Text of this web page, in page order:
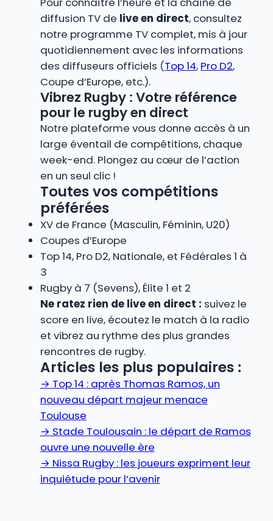
diffusion TV de live en direct, consultez
notre programme TV complet, mis à jour
quotidiennement avec les informations
des diffuseurs officiels (Top 14, Pro D2,
Coupe d’Europe, etc.).
Vibrez Rugby : Votre référence
pour le rugby en direct
Notre plateforme vous donne accès à un
large éventail de compétitions, chaque
week-end. Plongez au cœur de l’action
en un seul clic !
Toutes vos compétitions
préférées
XV de France (Masculin, Féminin, U20)
Coupes d’Europe
Top 14, Pro D2, Nationale, et Fédérales 1 à
3
Rugby à 7 (Sevens), Élite 1 et 2
Ne ratez rien de live en direct : suivez le
score en live, écoutez le match à la radio
et vibrez au rythme des plus grandes
rencontres de rugby.
Articles les plus populaires :
→ Top 14 : après Thomas Ramos, un
nouveau départ majeur menace
Toulouse
→ Stade Toulousain : le départ de Ramos
ouvre une nouvelle ère
→ Nissa Rugby : les joueurs expriment leur
inquiétude pour l’avenir